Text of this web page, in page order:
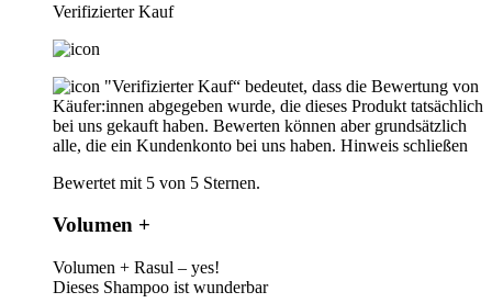
Verifizierter Kauf
"Verifizierter Kauf“ bedeutet, dass die Bewertung von
Käufer:innen abgegeben wurde, die dieses Produkt tatsächlich
bei uns gekauft haben. Bewerten können aber grundsätzlich
alle, die ein Kundenkonto bei uns haben. Hinweis schließen
Bewertet mit 5 von 5 Sternen.
Volumen +
Volumen + Rasul – yes!
Dieses Shampoo ist wunderbar